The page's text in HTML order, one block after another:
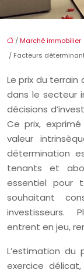
/ Marché immobilier
/ Facteurs
Le prix du
dans le secteur
décisions
Ce prix,
valeur
détermination
tenants et
essentiel pour
souhaitant
investisseurs.
entrent en jeu,
L’estimation
exercice